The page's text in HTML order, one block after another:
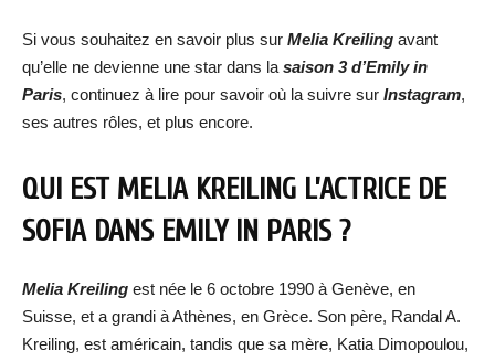
Si vous souhaitez en savoir plus sur Melia Kreiling avant
qu’elle ne devienne une star dans la saison 3 d’Emily in
Paris, continuez à lire pour savoir où la suivre sur Instagram,
ses autres rôles, et plus encore.
QUI EST MELIA KREILING L’ACTRICE DE
SOFIA DANS EMILY IN PARIS ?
Melia Kreiling est née le 6 octobre 1990 à Genève, en
Suisse, et a grandi à Athènes, en Grèce. Son père, Randal A.
Kreiling, est américain, tandis que sa mère, Katia Dimopoulou,